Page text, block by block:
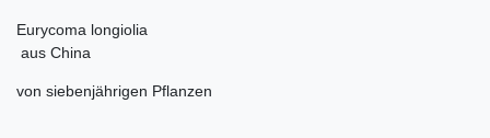
Eurycoma longiolia
aus China
von siebenjährigen Pflanzen